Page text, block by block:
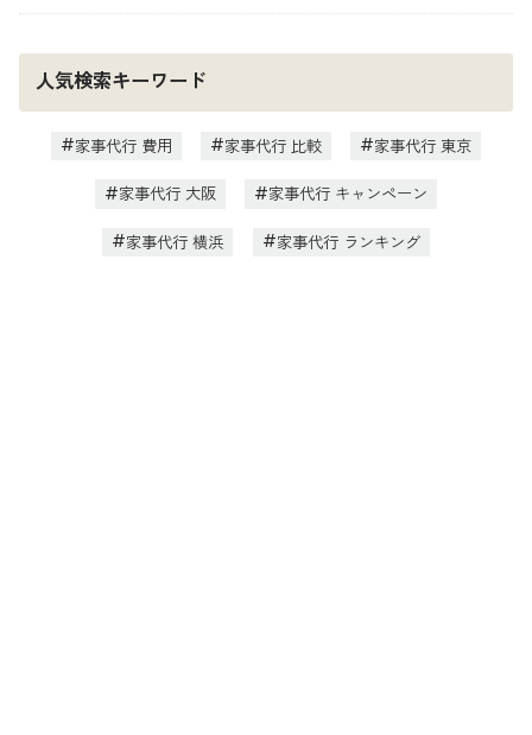
人気検索キーワード
家事代行 費用 家事代行 比較 家事代行 東京
家事代行 大阪 家事代行 キャンペーン
家事代行 横浜 家事代行 ランキング